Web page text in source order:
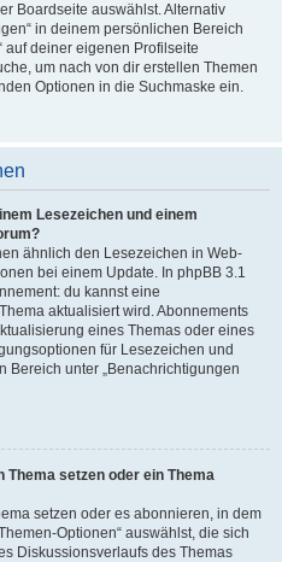
Boardseite auswählst. Alternativ
in deinem persönlichen Bereich
auf deiner eigenen Profilseite
um nach von dir erstellen Themen
Optionen in die Suchmaske ein.
Lesezeichen und einem
ähnlich den Lesezeichen in Web-
bei einem Update. In phpBB 3.1
du kannst eine
aktualisiert wird. Abonnements
eines Themas oder eines
für Lesezeichen und
Bereich unter „Benachrichtigungen
Thema setzen oder ein Thema
setzen oder es abonnieren, in dem
Optionen“ auswählst, die sich
Diskussionsverlaufs des Themas